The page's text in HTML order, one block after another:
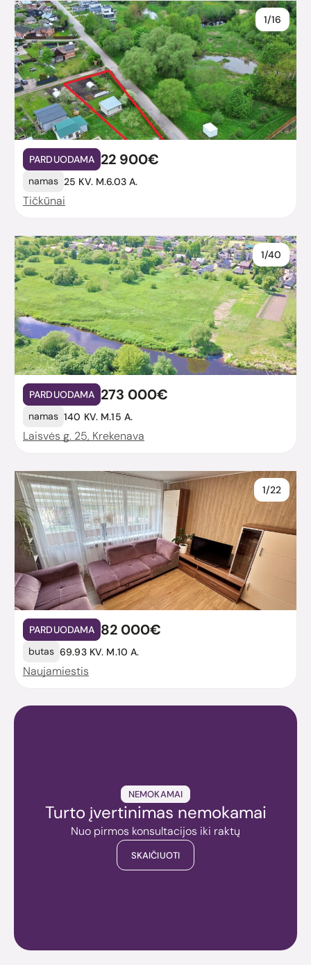
1/16
PARDUODAMA 22 900€
namas 25 KV. M.6.03 A.
Tičkūnai
1/40
PARDUODAMA 273 000€
namas 140 KV. M.15 A.
Laisvės g. 25, Krekenava
1/22
PARDUODAMA 82 000€
butas 69.93 KV. M.10 A.
Naujamiestis
NEMOKAMAI
Turto įvertinimas nemokamai
Nuo pirmos konsultacijos iki raktų
SKAIČIUOTI